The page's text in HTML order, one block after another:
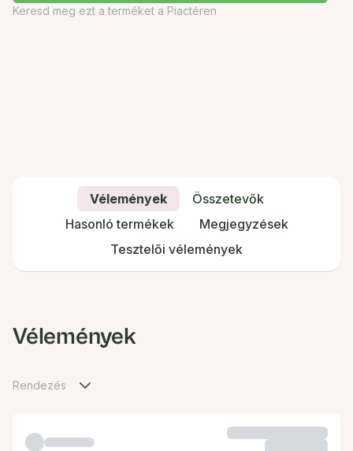
Keresd meg ezt a terméket a Piactéren
Vélemények
Összetevők
Hasonló termékek
Megjegyzések
Tesztelői vélemények
Vélemények
Rendezés